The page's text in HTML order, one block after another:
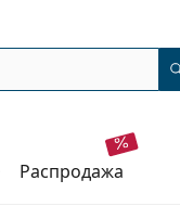
распродажа